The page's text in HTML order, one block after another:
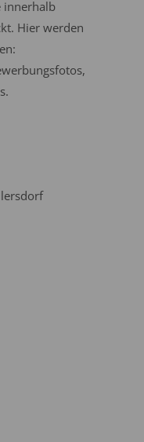
innerhalb
Hier werden